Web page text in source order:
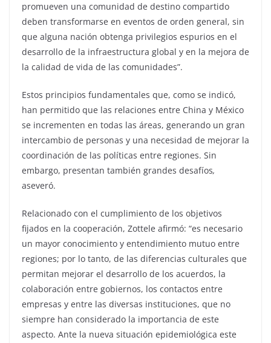
promueven una comunidad de destino compartido
deben transformarse en eventos de orden general, sin
que alguna nación obtenga privilegios espurios en el
desarrollo de la infraestructura global y en la mejora de
la calidad de vida de las comunidades”.
Estos principios fundamentales que, como se indicó,
han permitido que las relaciones entre China y México
se incrementen en todas las áreas, generando un gran
intercambio de personas y una necesidad de mejorar la
coordinación de las políticas entre regiones. Sin
embargo, presentan también grandes desafíos,
aseveró.
Relacionado con el cumplimiento de los objetivos
fijados en la cooperación, Zottele afirmó: “es necesario
un mayor conocimiento y entendimiento mutuo entre
regiones; por lo tanto, de las diferencias culturales que
permitan mejorar el desarrollo de los acuerdos, la
colaboración entre gobiernos, los contactos entre
empresas y entre las diversas instituciones, que no
siempre han considerado la importancia de este
aspecto. Ante la nueva situación epidemiológica este